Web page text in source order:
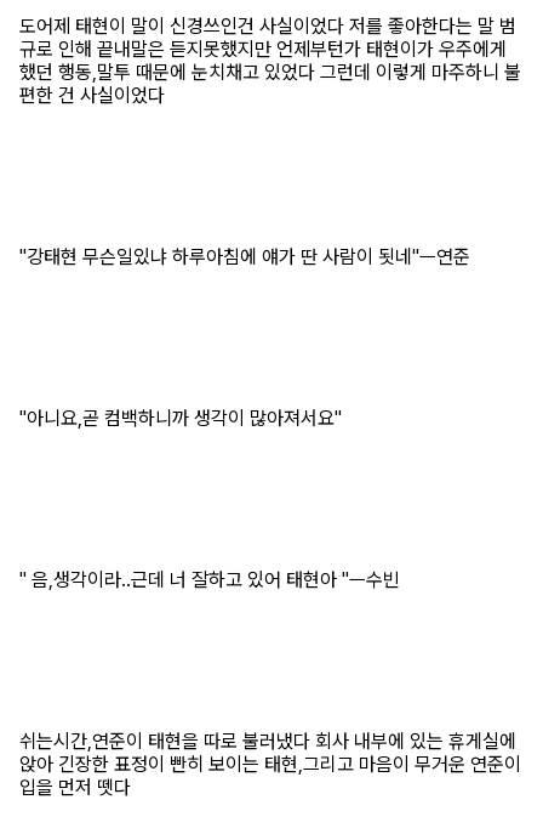
도어제 태현이 말이 신경쓰인건 사실이었다 저를 좋아한다는 말 범
규로 인해 끝내말은 듣지못했지만 언제부턴가 태현이가 우주에게
했던 행동,말투 때문에 눈치채고 있었다 그런데 이렇게 마주하니 불
편한 건 사실이었다
"강태현 무슨일있냐 하루아침에 얘가 딴 사람이 됫네"ㅡ연준
"아니요,곧 컴백하니까 생각이 많아져서요"
" 음,생각이라..근데 너 잘하고 있어 태현아 "ㅡ수빈
쉬는시간,연준이 태현을 따로 불러냈다 회사 내부에 있는 휴게실에
앉아 긴장한 표정이 빤히 보이는 태현,그리고 마음이 무거운 연준이
입을 먼저 뗏다